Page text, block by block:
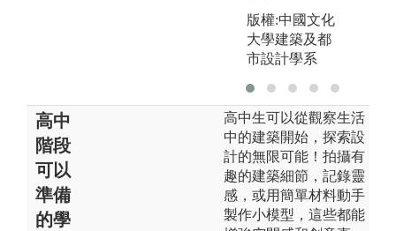
版權:中國文化
大學建築及都
市設計學系
高中
階段
可以
準備
的學
高中生可以從觀察生活
中的建築開始，探索設
計的無限可能！拍攝有
趣的建築細節，記錄靈
感，或用簡單材料動手
製作小模型，這些都能